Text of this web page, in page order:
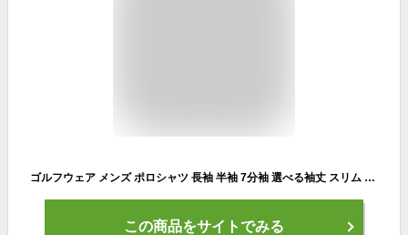
ゴルフウェア メンズ ポロシャツ 長袖 半袖 7分袖 選べる袖丈 スリム 細身 クールマックス 春 夏 コーディネート 秋 冬 おしゃれ 速乾 ドライ ストレッチ スポーツ ビジネス カジュアル Sサイズ M L 程度 小さいサイズ 激安
この商品をサイトでみる